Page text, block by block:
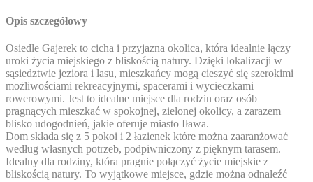
Opis szczegółowy
Osiedle Gajerek to cicha i przyjazna okolica, która idealnie łączy
uroki życia miejskiego z bliskością natury. Dzięki lokalizacji w
sąsiedztwie jeziora i lasu, mieszkańcy mogą cieszyć się szerokimi
możliwościami rekreacyjnymi, spacerami i wycieczkami
rowerowymi. Jest to idealne miejsce dla rodzin oraz osób
pragnących mieszkać w spokojnej, zielonej okolicy, a zarazem
blisko udogodnień, jakie oferuje miasto Iława.
Dom składa się z 5 pokoi i 2 łazienek które można zaaranżować
według własnych potrzeb, podpiwniczony z pięknym tarasem.
Idealny dla rodziny, która pragnie połączyć życie miejskie z
bliskością natury. To wyjątkowe miejsce, gdzie można odnaleźć